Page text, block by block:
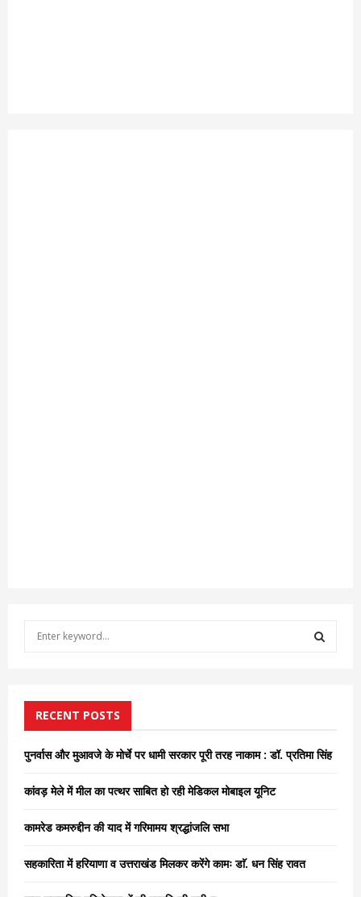
f
o
r
RECENT POSTS
पुनर्वास और मुआवजे के मोर्चे पर धामी सरकार पूरी तरह नाकाम : डॉ. प्रतिमा सिंह
कांवड़ मेले में मील का पत्थर साबित हो रही मेडिकल मोबाइल यूनिट
कामरेड कमरुद्दीन की याद में गरिमामय श्रद्धांजलि सभा
सहकारिता में हरियाणा व उत्तराखंड मिलकर करेंगे कामः डाॅ. धन सिंह रावत